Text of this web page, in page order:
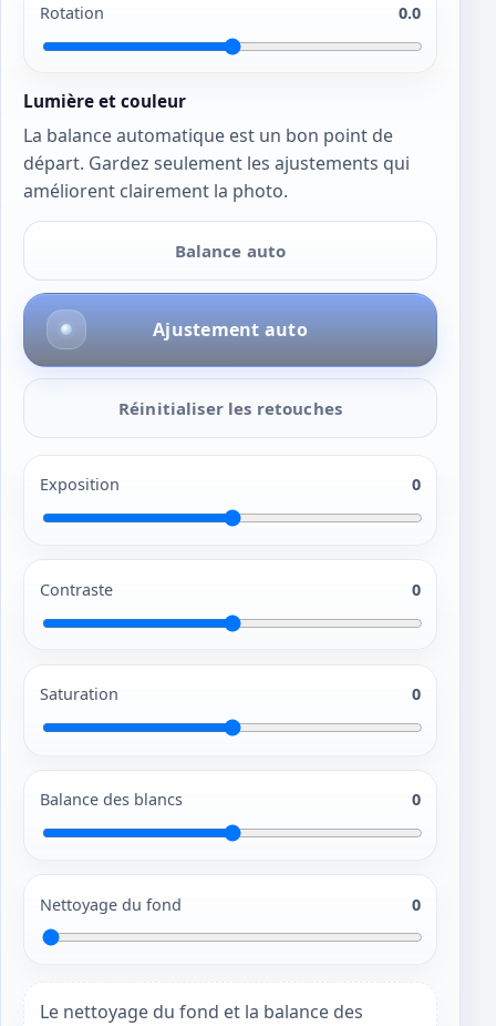
Rotation 0.0
Lumière et couleur
La balance automatique est un bon point de
départ. Gardez seulement les ajustements qui
améliorent clairement la photo.
Balance auto
Ajustement auto
Réinitialiser les retouches
Exposition 0
Contraste 0
Saturation 0
Balance des blancs 0
Nettoyage du fond 0
Le nettoyage du fond et la balance des